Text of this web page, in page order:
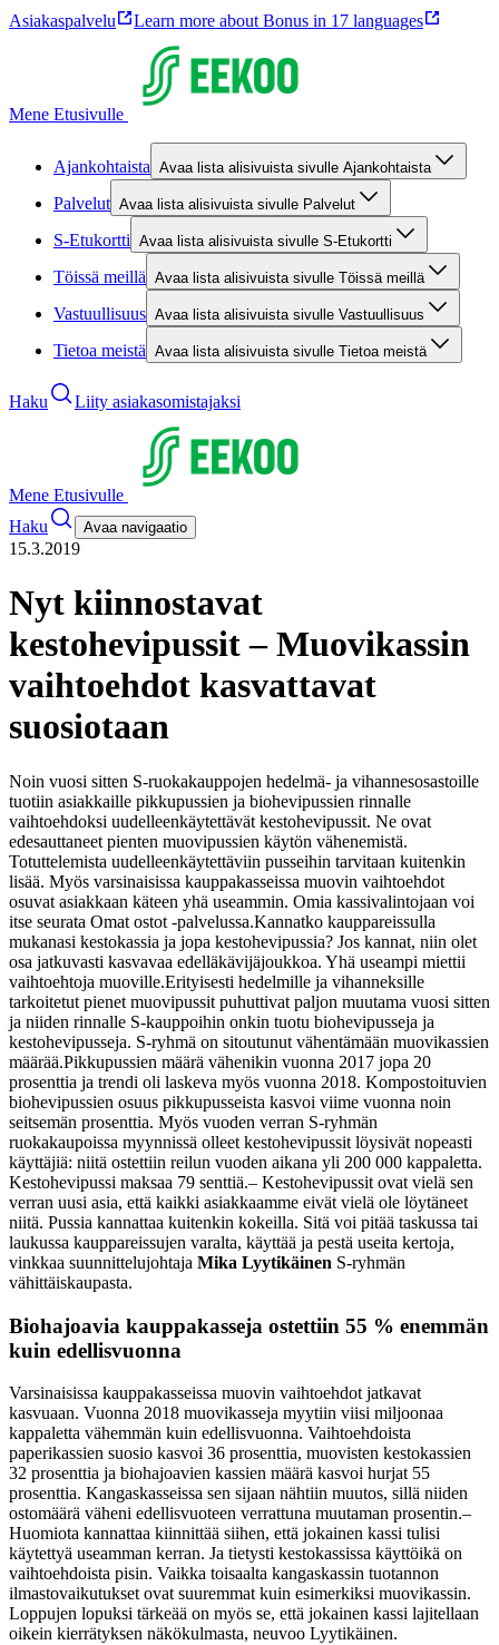
Asiakaspalvelu Learn more about Bonus in 17 languages
Mene Etusivulle
Ajankohtaista Avaa lista alisivuista sivulle Ajankohtaista
Palvelut Avaa lista alisivuista sivulle Palvelut
S-Etukortti Avaa lista alisivuista sivulle S-Etukortti
Töissä meillä Avaa lista alisivuista sivulle Töissä meillä
Vastuullisuus Avaa lista alisivuista sivulle Vastuullisuus
Tietoa meistä Avaa lista alisivuista sivulle Tietoa meistä
Haku Liity asiakasomistajaksi
Mene Etusivulle
Haku
Avaa navigaatio
15.3.2019
Nyt kiinnostavat
kestohevipussit – Muovikassin
vaihtoehdot kasvattavat
suosiotaan
Noin vuosi sitten S-ruokakauppojen hedelmä- ja vihannesosastoille
tuotiin asiakkaille pikkupussien ja biohevipussien rinnalle
vaihtoehdoksi uudelleenkäytettävät kestohevipussit. Ne ovat
edesauttaneet pienten muovipussien käytön vähenemistä.
Totuttelemista uudelleenkäytettäviin pusseihin tarvitaan kuitenkin
lisää. Myös varsinaisissa kauppakasseissa muovin vaihtoehdot
osuvat asiakkaan käteen yhä useammin. Omia kassivalintojaan voi
itse seurata Omat ostot -palvelussa.Kannatko kauppareissulla
mukanasi kestokassia ja jopa kestohevipussia? Jos kannat, niin olet
osa jatkuvasti kasvavaa edelläkävijäjoukkoa. Yhä useampi miettii
vaihtoehtoja muoville.Erityisesti hedelmille ja vihanneksille
tarkoitetut pienet muovipussit puhuttivat paljon muutama vuosi sitten
ja niiden rinnalle S-kauppoihin onkin tuotu biohevipusseja ja
kestohevipusseja. S-ryhmä on sitoutunut vähentämään muovikassien
määrää.Pikkupussien määrä vähenikin vuonna 2017 jopa 20
prosenttia ja trendi oli laskeva myös vuonna 2018. Kompostoituvien
biohevipussien osuus pikkupusseista kasvoi viime vuonna noin
seitsemän prosenttia. Myös vuoden verran S-ryhmän
ruokakaupoissa myynnissä olleet kestohevipussit löysivät nopeasti
käyttäjiä: niitä ostettiin reilun vuoden aikana yli 200 000 kappaletta.
Kestohevipussi maksaa 79 senttiä.– Kestohevipussit ovat vielä sen
verran uusi asia, että kaikki asiakkaamme eivät vielä ole löytäneet
niitä. Pussia kannattaa kuitenkin kokeilla. Sitä voi pitää taskussa tai
laukussa kauppareissujen varalta, käyttää ja pestä useita kertoja,
vinkkaa suunnittelujohtaja Mika Lyytikäinen S-ryhmän
vähittäiskaupasta.
Biohajoavia kauppakasseja ostettiin 55 % enemmän
kuin edellisvuonna
Varsinaisissa kauppakasseissa muovin vaihtoehdot jatkavat
kasvuaan. Vuonna 2018 muovikasseja myytiin viisi miljoonaa
kappaletta vähemmän kuin edellisvuonna. Vaihtoehdoista
paperikassien suosio kasvoi 36 prosenttia, muovisten kestokassien
32 prosenttia ja biohajoavien kassien määrä kasvoi hurjat 55
prosenttia. Kangaskasseissa sen sijaan nähtiin muutos, sillä niiden
ostomäärä väheni edellisvuoteen verrattuna muutaman prosentin.–
Huomiota kannattaa kiinnittää siihen, että jokainen kassi tulisi
käytettyä useamman kerran. Ja tietysti kestokassissa käyttöikä on
vaihtoehdoista pisin. Vaikka toisaalta kangaskassin tuotannon
ilmastovaikutukset ovat suuremmat kuin esimerkiksi muovikassin.
Loppujen lopuksi tärkeää on myös se, että jokainen kassi lajitellaan
oikein kierrätyksen näkökulmasta, neuvoo Lyytikäinen.